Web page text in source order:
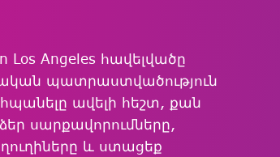
Los Angeles հավելվածը
պատրաստվածություն
ավելի հեշտ, քան
սարքավորումները,
և ստացեք